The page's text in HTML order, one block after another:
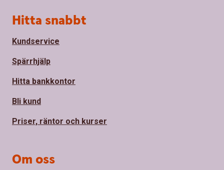
Sidfot
Hitta snabbt
Kundservice
Spärrhjälp
Hitta bankkontor
Bli kund
Priser, räntor och kurser
Om oss